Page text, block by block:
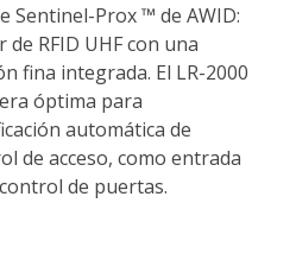
Sentinel-Prox ™ de AWID:
RFID UHF con una
fina integrada. El LR-2000
óptima para
automática de
de acceso, como entrada
de puertas.